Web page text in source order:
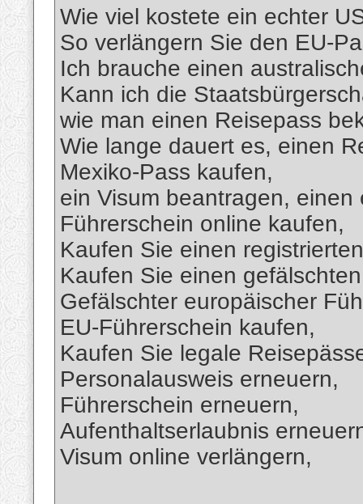
Wie viel kostete ein echter
So verlängern Sie den EU-
Ich brauche einen
Kann ich die
wie man einen Reisepass
Wie lange dauert es, einen
Mexiko-Pass kaufen,
ein Visum beantragen,
Führerschein online kaufen,
Kaufen Sie einen
Kaufen Sie einen
Gefälschter europäischer
EU-Führerschein kaufen,
Kaufen Sie legale
Personalausweis erneuern,
Führerschein erneuern,
Aufenthaltserlaubnis
Visum online verlängern,